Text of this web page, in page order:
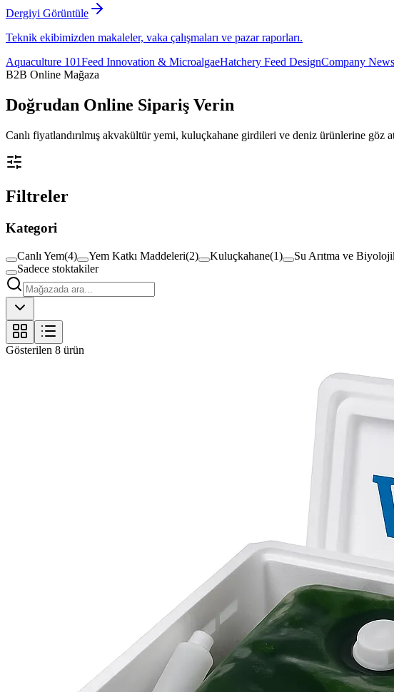
Dergiyi Görüntüle
Teknik ekibimizden makaleler, vaka çalışmaları ve pazar raporları.
Aquaculture 101Feed Innovation & MicroalgaeHatchery Feed DesignCompany News
B2B Online Mağaza
Doğrudan Online Sipariş Verin
Canlı fiyatlandırılmış akvakültür yemi, kuluçkahane girdileri ve deniz ürünlerine göz
Filtreler
Kategori
Canlı Yem(4) Yem Katkı Maddeleri(2) Kuluçkahane(1) Su Arıtma ve
Sadece stoktakiler
Gösterilen 8 ürün